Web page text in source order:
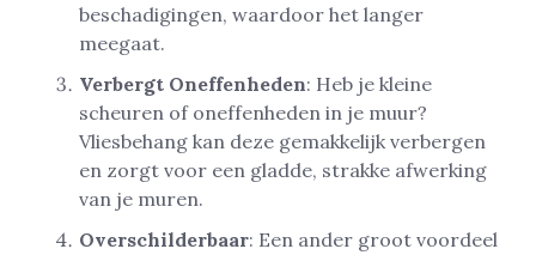
beschadigingen, waardoor het langer
meegaat.
Verbergt Oneffenheden: Heb je kleine
scheuren of oneffenheden in je muur?
Vliesbehang kan deze gemakkelijk verbergen
en zorgt voor een gladde, strakke afwerking
van je muren.
Overschilderbaar: Een ander groot voordeel